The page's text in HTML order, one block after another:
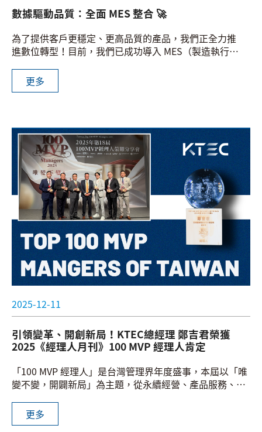
數據驅動品質：全面 MES 整合 🚀
為了提供客戶更穩定、更高品質的產品，我們正全力推
進數位轉型！目前，我們已成功導入 MES（製造執行系
訊樞紐，實現生產現場的即時監控與管理。
更多
2025-12-11
引領變革、開創新局！KTEC總經理 鄭吉君榮獲
2025《經理人月刊》100 MVP 經理人肯定
「100 MVP 經理人」是台灣管理界年度盛事，本屆以「唯
變不變，開闢新局」為主題，從永續經營、產品服務、數
企業逆勢成長、開拓新局的傑出經理人
更多